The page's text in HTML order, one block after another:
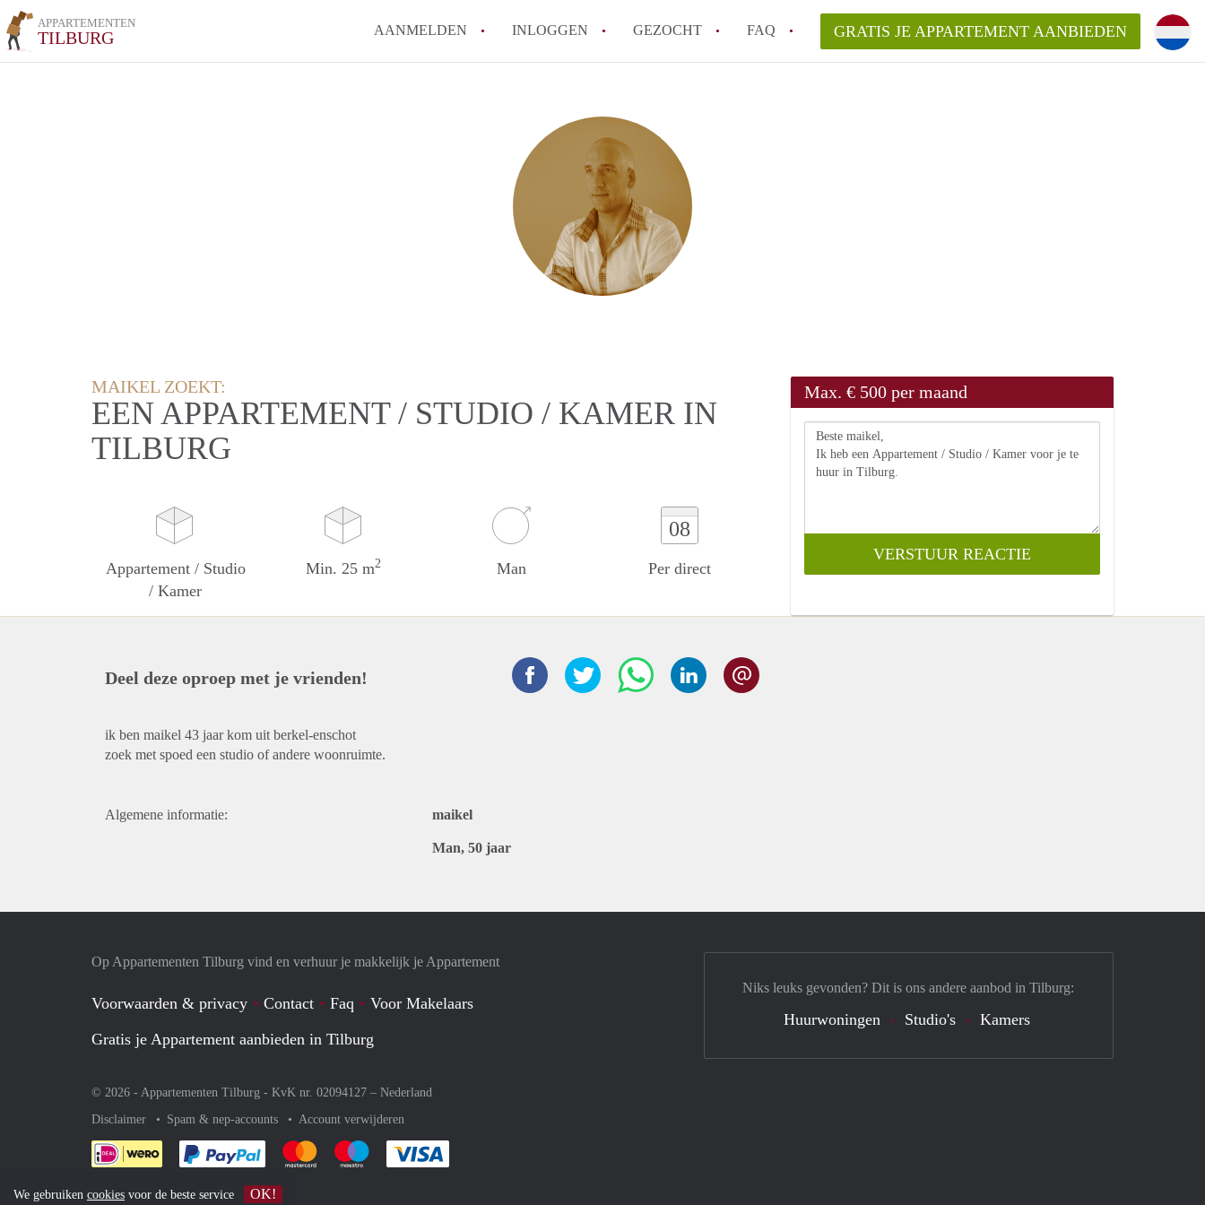
APPARTEMENTEN
TILBURG AANMELDEN INLOGGEN GEZOCHT FAQ
How to translate AppartementenTilburg!
Wat is AppartementenTilburg?
Hoeveel kost het om te reageren op een Appartement in Tilburg?
Wat is de privacyverklaring van AppartementenTilburg?
Berekent AppartementenTilburg
makelaarsvergoeding/bemiddelingsvergoeding?
Alle veelgestelde vragen
GRATIS JE APPARTEMENT AANBIEDEN
MAIKEL ZOEKT:
EEN APPARTEMENT / STUDIO / KAMER IN
TILBURG
Appartement / Studio
/ Kamer
Min. 25 m2 Man
08
Per direct
Max. € 500 per maand
Deel deze oproep met je vrienden!
ik ben maikel 43 jaar kom uit berkel-enschot
zoek met spoed een studio of andere woonruimte.
Algemene informatie: maikel
Man, 50 jaar
Op Appartementen Tilburg vind en verhuur je makkelijk je Appartement
Voorwaarden & privacy Contact Faq
Voor Makelaars
Gratis je Appartement aanbieden in Tilburg
© 2026 - Appartementen Tilburg - KvK nr. 02094127 – Nederland
Disclaimer
Spam & nep-accounts Account verwijderen
Je rekent gemakkelijk af met Paypal
Je rekent gemakkelijk af met Mastercard
Je rekent gemakkelijk af met Meastro
Niks leuks gevonden? Dit is ons andere aanbod in Tilburg:
Huurwoningen Studio's Kamers
We gebruiken cookies voor de beste service OK!